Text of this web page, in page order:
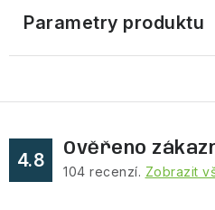
Parametry produktu
4.8
Ověřeno
104 recenzí. Zobrazit